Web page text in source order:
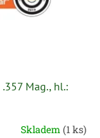
Mag., hl.:
Skladem (1 ks)